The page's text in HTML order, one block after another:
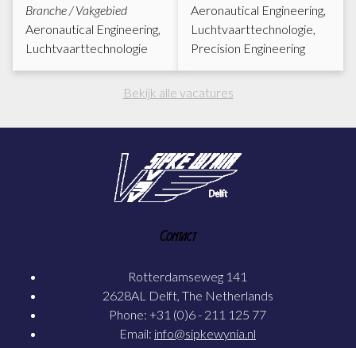
Branche / Vakgebied
Aeronautical Engineering,
Luchtvaarttechnologie
Aeronautical Engineering,
Luchtvaarttechnologie,
Precision Engineering
Bekijk alle vacatures
Contact
Rotterdamseweg 141
2628AL Delft, The Netherlands
Phone: +31 (0)6 - 211 125 77
Email: info@sipkewynia.nl